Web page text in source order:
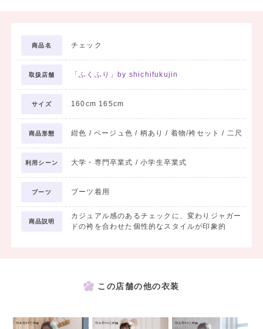
商品名 チェック
取扱店舗 「ふくふり」by shichifukujin
サイズ 160cm 165cm
商品形態 紺色 / ベージュ色 / 柄あり / 着物/袴セット / 二尺
利用シーン 大学・専門卒業式 / 小学生卒業式
ブーツ ブーツ着用
商品説明
カジュアル感のあるチェックに、変わりジャガー
ドの袴を合わせた個性的なスタイルが印象的
この店舗の他の衣装